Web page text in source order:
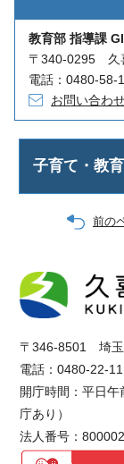
教育部 指導課
〒340-0295 久
電話：0480-
お問い合わ
子育て・教育
前の
〒346-8501 埼玉
電話：0480-22-
開庁時間：平日
庁あり）
法人番号：